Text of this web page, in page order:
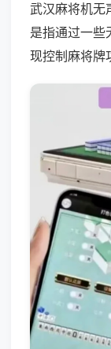
武汉麻将机无
是指通过一些
现控制麻将牌